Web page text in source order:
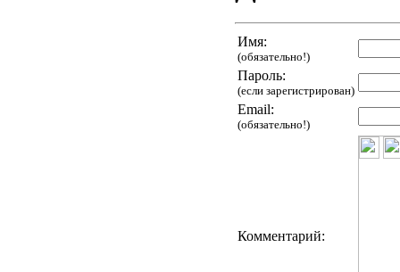
Имя:
(обязательно!)
Пароль:
(если зарегистрирован)
Email:
(обязательно!)
Комментарий: